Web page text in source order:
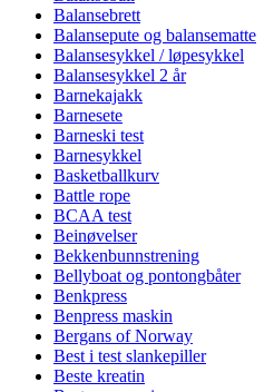
Balansebrett
Balansepute og balansematte
Balansesykkel / løpesykkel
Balansesykkel 2 år
Barnekajakk
Barnesete
Barneski test
Barnesykkel
Basketballkurv
Battle rope
BCAA test
Beinøvelser
Bekkenbunnstrening
Bellyboat og pontongbåter
Benkpress
Benpress maskin
Bergans of Norway
Best i test slankepiller
Beste kreatin